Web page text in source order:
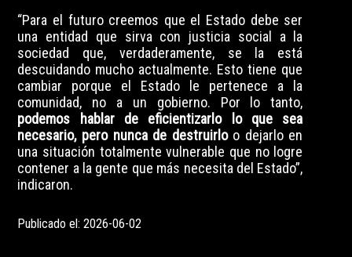
“Para el futuro creemos que el Estado debe ser
una entidad que sirva con justicia social a la
sociedad que, verdaderamente, se la está
descuidando mucho actualmente. Esto tiene que
cambiar porque el Estado le pertenece a la
comunidad, no a un gobierno. Por lo tanto,
podemos hablar de eficientizarlo lo que sea
necesario, pero nunca de destruirlo o dejarlo en
una situación totalmente vulnerable que no logre
contener a la gente que más necesita del Estado”,
indicaron.
Publicado el: 2026-06-02